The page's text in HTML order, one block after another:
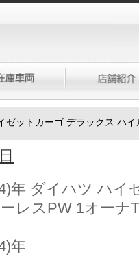
ゼットカーゴ デラックス ハ
年 ダイハツ ハイ
レスPW 1オーナ
年